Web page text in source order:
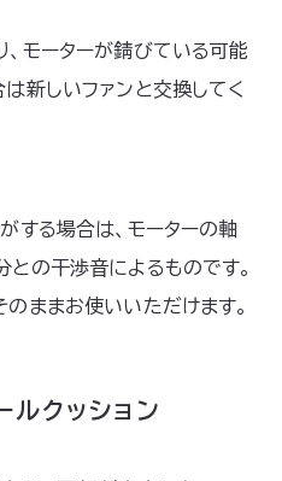
モーターが錆びている可能
新しいファンと交換してく
する場合は、モーターの軸
との干渉音によるものです。
ままお使いいただけます。
クッション